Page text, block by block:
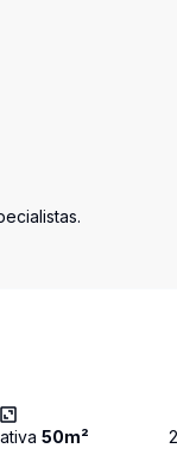
50m² 2